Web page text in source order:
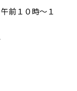
前１０時～１